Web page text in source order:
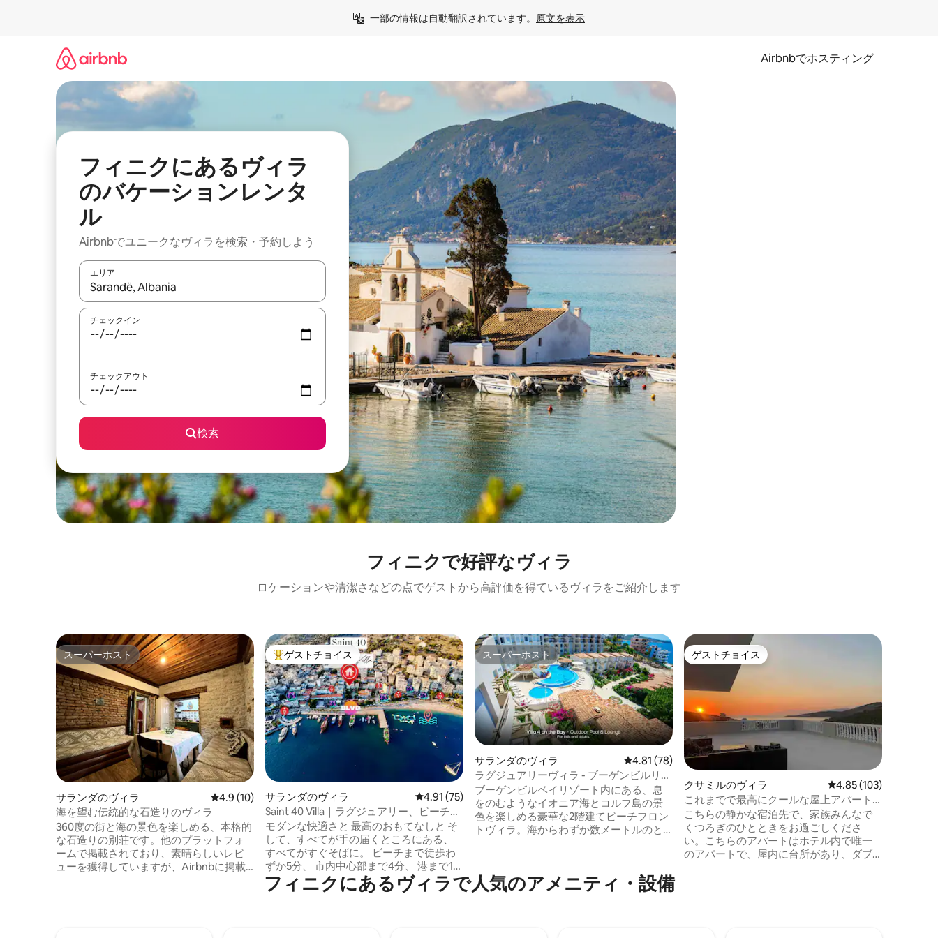
一部の情報は自動翻訳されています。 原文を表示
Airbnbでホスティング
フィニクにあるヴィラ
のバケーションレンタ
ル
Airbnbでユニークなヴィラを検索・予約しよう
エリア
検索結果が表示されたら、上下の矢印キーを使って移動するか、画面をタッチまたはスワイプして検索結果を確認することができます。
チェックイン
チェックアウト
検索
フィニクで好評なヴィラ
ロケーションや清潔さなどの点でゲストから高評価を得ているヴィラをご紹介します
スーパーホスト
スーパーホスト
サランダのヴィラ レビュー10件、5つ星中4.9つ星の平均評価
4.9 (10)
海を望む伝統的な石造りのヴィラ
360度の街と海の景色を楽しめる、本格的
な石造りの別荘です。他のプラットフォ
ームで掲載されており、素晴らしいレビ
ューを獲得していますが、Airbnbに掲載
大好評のゲストチョイスです。
ゲストチョイス
サランダのヴィラ レビュー75件、5つ星中4.91つ星の平均評価
4.91 (75)
Saint 40 Villa｜ラグジュアリー、ビーチと
街の暮らしまで5分
モダンな快適さと 最高のおもてなしと そ
して、すべてが手の届くところにある、
すべてがすぐそばに。 ビーチまで徒歩わ
ずか5分、 市内中心部まで4分、 港まで10
分。 探索に最適な拠点です！ 広々とした
リビングエリアでリラックス モダンなバ
スーパーホスト
スーパーホスト
サランダのヴィラ レビュー78件、5つ星中4.81つ星の平均評価
4.81 (78)
ラグジュアリーヴィラ - ブーゲンビルリゾ
ート
ブーゲンビルベイリゾート内にある、息
をのむようなイオニア海とコルフ島の景
色を楽しめる豪華な2階建てビーチフロン
トヴィラ。海からわずか数メートルのと
花崗岩の床、デザイナーズキッチン、
Netflix付きの55インチ4Kテレビ、新しい
ゲストチョイス
ゲストチョイス
クサミルのヴィラ レビュー103件、5つ
4.85 (103)
これまでで最高にクールな屋上アパート
です！
こちらの静かな宿泊先で、家族みんなで
くつろぎのひとときをお過ごしくださ
い。こちらのアパートはホテル内で唯一
のアパートで、屋内に台所があり、ダブ
フィニクにあるヴィラで人気のアメニティ・設備